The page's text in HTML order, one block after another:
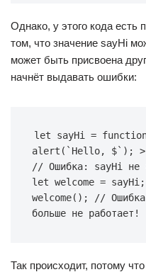
Однако, у этого кода есть
том, что значение sayHi
может быть присвоена
начнёт выдавать ошибки:
let sayHi =
alert(`Hello, $`); >
// Ошибка: sayHi не
let welcome =
welcome(); //
больше не работает!
Так происходит, потому